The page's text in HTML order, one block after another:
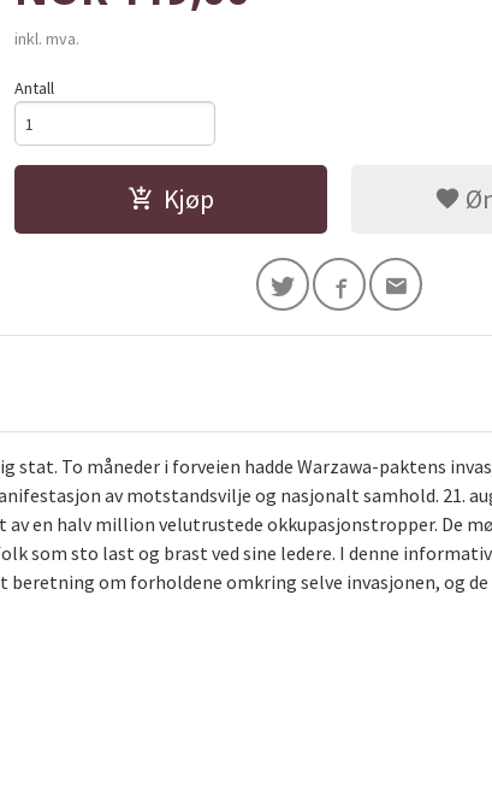
inkl. mva.
Antall
Kjøp
stat. To måneder i forveien hadde Warzawa-paktens
av motstandsvilje og nasjonalt samhold. 21.
en halv million velutrustede okkupasjonstropper. De
som sto last og brast ved sine ledere. I denne
beretning om forholdene omkring selve invasjonen, og